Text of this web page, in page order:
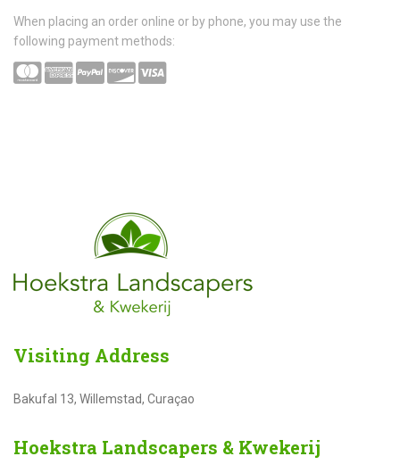
When placing an order online or by phone, you may use the
following payment methods:
Visiting Address
Bakufal 13, Willemstad, Curaçao
Hoekstra Landscapers & Kwekerij